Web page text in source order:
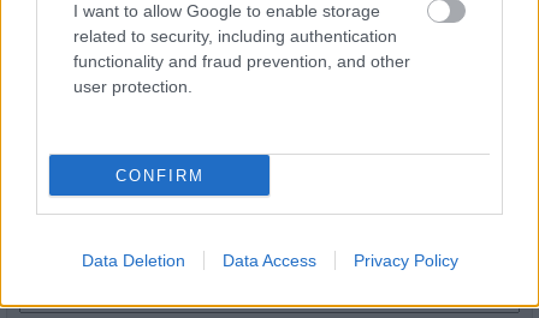
I want to allow Google to enable storage
related to security, including authentication
functionality and fraud prevention, and other
user protection.
CONFIRM
Data Deletion Data Access Privacy Policy
E-mail cím